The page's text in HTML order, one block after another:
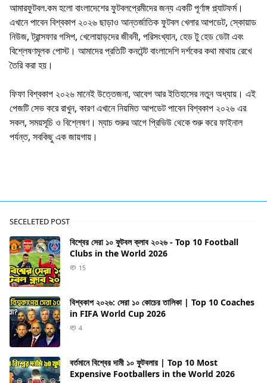
আমারফুটবল.কম হলো বাংলাদেশের ফুটবলপ্রেমীদের জন্য একটি পূর্ণাঙ্গ প্ল্যাটফর্ম।
এখানে পাবেন বিশ্বকাপ ২০২৬ ছাড়াও আন্তর্জাতিক ফুটবল খেলার আপডেট, স্কোয়াড
নিউজ, ট্রান্সফার গসিপ, খেলোয়াড়দের জীবনী, পরিসংখ্যান, হেড টু হেড ডেটা এবং
বিশ্লেষণমূলক পোস্ট। আমাদের প্রতিটি কনটেন্ট বাংলাদেশি দর্শকের কথা মাথায় রেখে
তৈরি করা হয়।
ফিফা বিশ্বকাপ ২০২৬ মানেই উত্তেজনা, আবেগ আর ইতিহাসের নতুন অধ্যায়। এই
পেজটি সেভ করে রাখুন, কারণ এখানে নিয়মিত আপডেট পাবেন বিশ্বকাপ ২০২৬ এর
সকল, সময়সূচি ও বিশ্লেষণ। ম্যাচ শুরুর আগে প্রিভিউ থেকে শুরু করে ফাইনাল
পর্যন্ত, সবকিছু এক জায়গায়।
SECELETED POST
বিশ্বের সেরা ১০ ফুটবল ক্লাব ২০২৬ - Top 10 Football
Clubs in the World 2026
15
বিশ্বকাপ ২০২৬: সেরা ১০ কোচের তালিকা | Top 10 Coaches
in FIFA World Cup 2026
4
বর্তমানে বিশ্বের দামী ১০ ফুটবলার | Top 10 Most
Expensive Footballers in the World 2026